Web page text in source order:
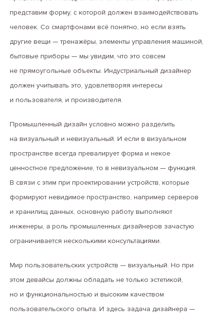
представим форму, с которой должен взаимодействовать
человек. Со смартфонами всё понятно, но если взять
другие вещи — тренажёры, элементы управления машиной,
бытовые приборы — мы увидим, что это совсем
не прямоугольные объекты. Индустриальный дизайнер
должен учитывать это, удовлетворяя интересы
и пользователя, и производителя.
Промышленный дизайн условно можно разделить
на визуальный и невизуальный. И если в визуальном
пространстве всегда превалирует форма и некое
ценностное предложение, то в невизуальном — функция.
В связи с этим при проектировании устройств, которые
формируют невидимое пространство, например серверов
и хранилищ данных, основную работу выполняют
инженеры, а роль промышленных дизайнеров зачастую
ограничивается несколькими консультациями.
Мир пользовательских устройств — визуальный. Но при
этом девайсы должны обладать не только эстетикой,
но и функциональностью и высоким качеством
пользовательского опыта. И здесь задача дизайнера —